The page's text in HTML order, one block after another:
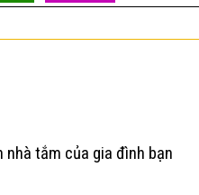
nhà tắm của gia đình bạn